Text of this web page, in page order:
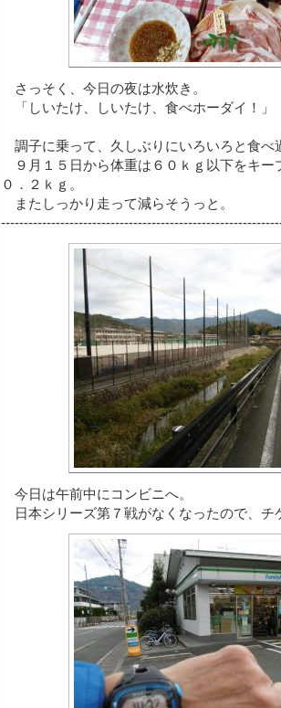
さっそく、今日の夜は水炊き。
「しいたけ、しいたけ、食べホーダイ！」
調子に乗って、久しぶりにいろいろと食べ
９月１５日から体重は６０ｋｇ以下をキー
０．２ｋｇ。
またしっかり走って減らそうっと。
今日は午前中にコンビニへ。
日本シリーズ第７戦がなくなったので、チ